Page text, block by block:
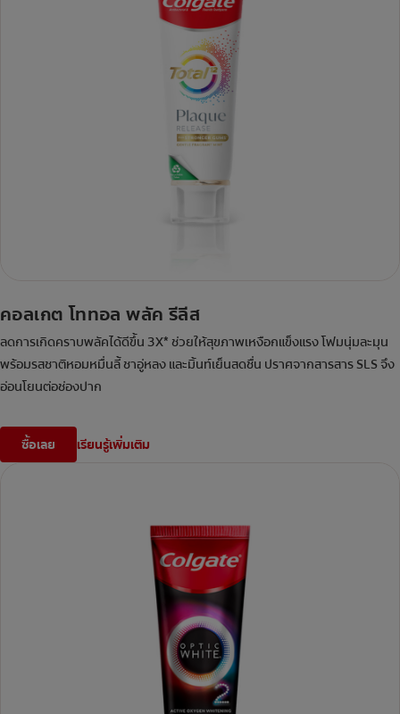
คอลเกต โททอล พลัค รีลีส
ลดการเกิดคราบพลัคได้ดีขึ้น 3X* ช่วยให้สุขภาพเหงือกแข็งแรง โฟมนุ่มละมุน
พร้อมรสชาติหอมหมื่นลี้ ชาอู่หลง และมิ้นท์เย็นสดชื่น ปราศจากสารสาร SLS จึง
อ่อนโยนต่อช่องปาก
ซื้อเลย เรียนรู้เพิ่มเติม